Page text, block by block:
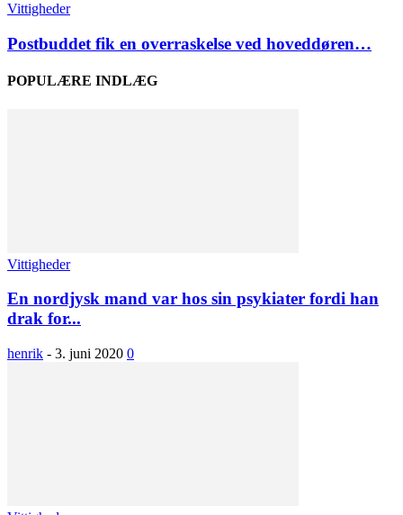
Vittigheder
Postbuddet fik en overraskelse ved hoveddøren…
POPULÆRE INDLÆG
Vittigheder
En nordjysk mand var hos sin psykiater fordi han
drak for...
henrik - 3. juni 2020 0